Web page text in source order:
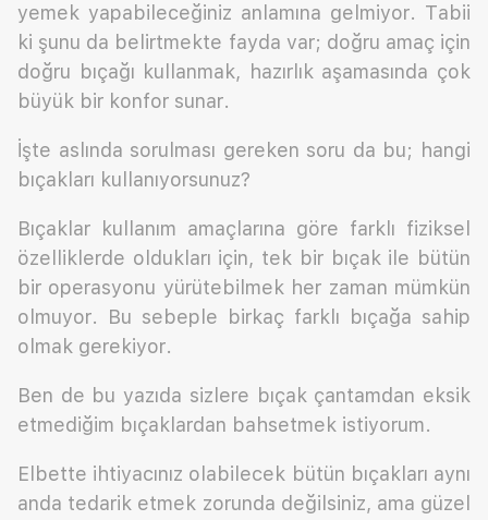
yemek yapabileceğiniz anlamına gelmiyor. Tabii
ki şunu da belirtmekte fayda var; doğru amaç için
doğru bıçağı kullanmak, hazırlık aşamasında çok
büyük bir konfor sunar.
İşte aslında sorulması gereken soru da bu; hangi
bıçakları kullanıyorsunuz?
Bıçaklar kullanım amaçlarına göre farklı fiziksel
özelliklerde oldukları için, tek bir bıçak ile bütün
bir operasyonu yürütebilmek her zaman mümkün
olmuyor. Bu sebeple birkaç farklı bıçağa sahip
olmak gerekiyor.
Ben de bu yazıda sizlere bıçak çantamdan eksik
etmediğim bıçaklardan bahsetmek istiyorum.
Elbette ihtiyacınız olabilecek bütün bıçakları aynı
anda tedarik etmek zorunda değilsiniz, ama güzel